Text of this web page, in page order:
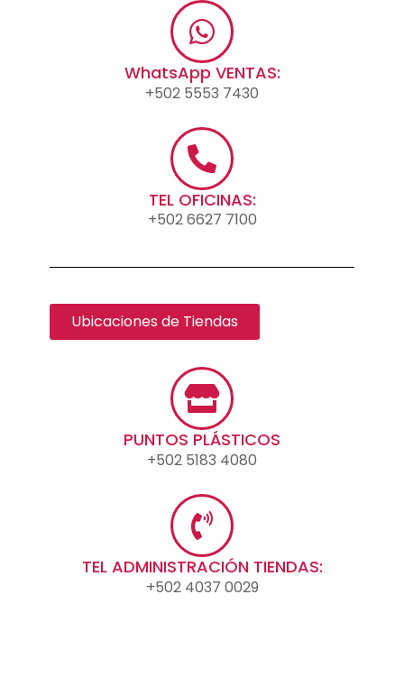
WhatsApp VENTAS:
+502 5553 7430
TEL OFICINAS:
+502 6627 7100
Ubicaciones de Tiendas
PUNTOS PLÁSTICOS
+502 5183 4080
TEL ADMINISTRACIÓN TIENDAS:
+502 4037 0029